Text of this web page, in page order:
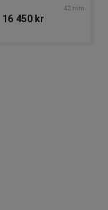
42 mm
16 450 kr